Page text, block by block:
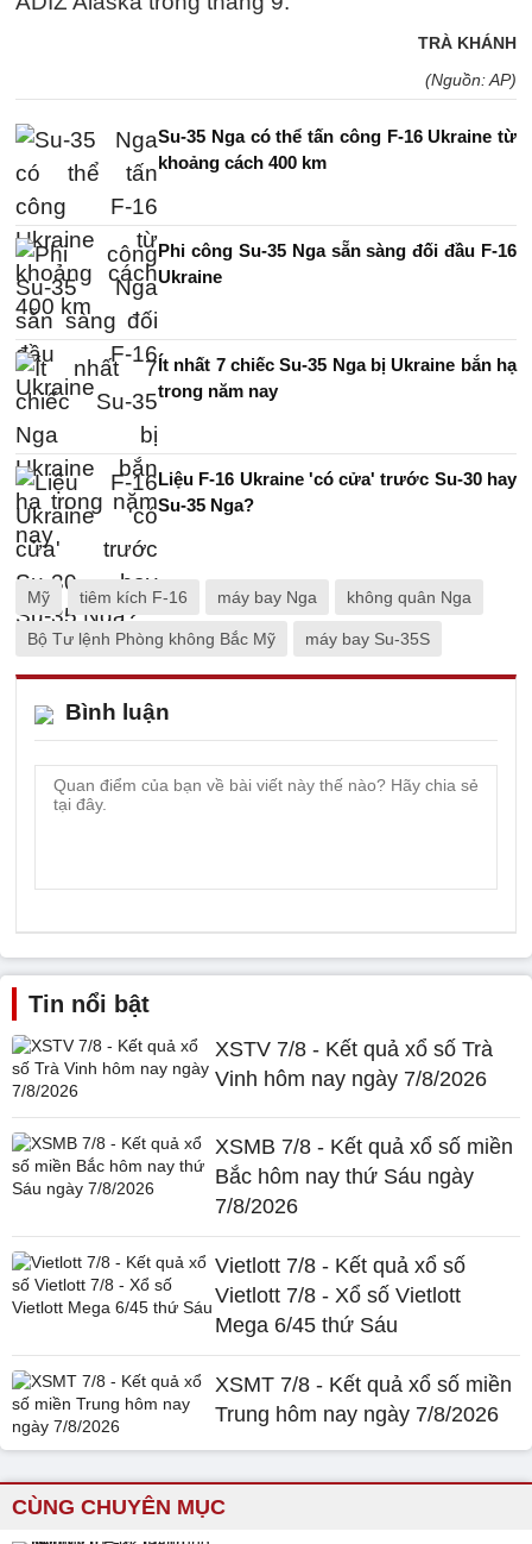
TRÀ KHÁNH
(Nguồn: AP)
Su-35 Nga có thể tấn công F-16 Ukraine từ
khoảng cách 400 km
Phi công Su-35 Nga sẵn sàng đối đầu F-16
Ukraine
Ít nhất 7 chiếc Su-35 Nga bị Ukraine bắn hạ
trong năm nay
Liệu F-16 Ukraine 'có cửa' trước Su-30 hay
Su-35 Nga?
Mỹ tiêm kích F-16 máy bay Nga không quân Nga
Bộ Tư lệnh Phòng không Bắc Mỹ máy bay Su-35S
Bình luận
Tin nổi bật
XSTV 7/8 - Kết quả xổ số Trà
Vinh hôm nay ngày 7/8/2026
XSMB 7/8 - Kết quả xổ số miền
Bắc hôm nay thứ Sáu ngày
7/8/2026
Vietlott 7/8 - Kết quả xổ số
Vietlott 7/8 - Xổ số Vietlott
Mega 6/45 thứ Sáu
XSMT 7/8 - Kết quả xổ số miền
Trung hôm nay ngày 7/8/2026
CÙNG CHUYÊN MỤC